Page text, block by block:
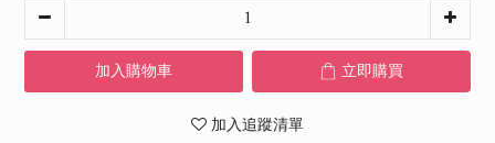
加入購物車 立即購買
加入追蹤清單